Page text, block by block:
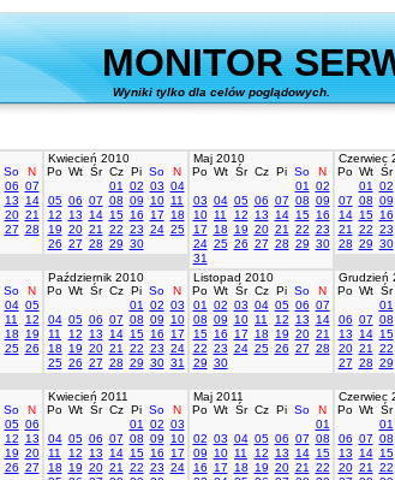
MONITOR
Wyniki tylko dla celów poglądowych.
So
N
06 07
13
14
20 21
27 28
Kwiecień 2010
Po Wt Śr Cz Pi So
N
01
02 03 04
05 06 07 08 09 10 11
12
13 14 15 16 17
18
19 20 21 22 23 24 25
26 27 28 29 30
Maj 2010
Po Wt Śr Cz Pi So
N
01
02
03 04 05 06 07 08 09
10 11 12 13 14 15 16
17
18 19 20 21 22 23
24 25 26 27 28 29 30
31
Czerwiec
Po Wt Śr
01
02
07 08 09
14 15 16
21
22 23
28 29 30
So
N
04 05
11
12
18
19
25 26
Październik 2010
Po Wt Śr Cz Pi So
N
01
02 03
04 05 06 07 08 09
10
11
12 13 14 15 16
17
18
19 20 21 22 23 24
25 26 27 28 29 30 31
Listopad 2010
Po Wt Śr Cz Pi So
N
01
02 03 04 05 06 07
08 09 10 11 12 13
14
15 16 17 18 19 20 21
22 23 24 25 26 27 28
29 30
Grudzień
Po Wt Śr
01
06 07 08
13
14 15
20 21 22
27 28 29
So
N
05 06
12
13
19 20
26 27
Kwiecień 2011
Po Wt Śr Cz Pi So
N
01
02 03
04 05 06 07 08 09
10
11
12 13 14 15 16
17
18
19 20 21 22 23 24
Maj 2011
Po Wt Śr Cz Pi So
N
01
02 03 04 05 06 07 08
09
10 11 12 13 14 15
16
17 18 19 20 21
22
Czerwiec
Po Wt Śr
01
06 07 08
13
14 15
20 21 22